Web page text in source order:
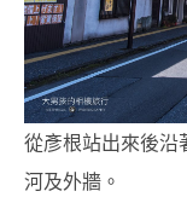
從彥根站出來後沿
河及外牆。